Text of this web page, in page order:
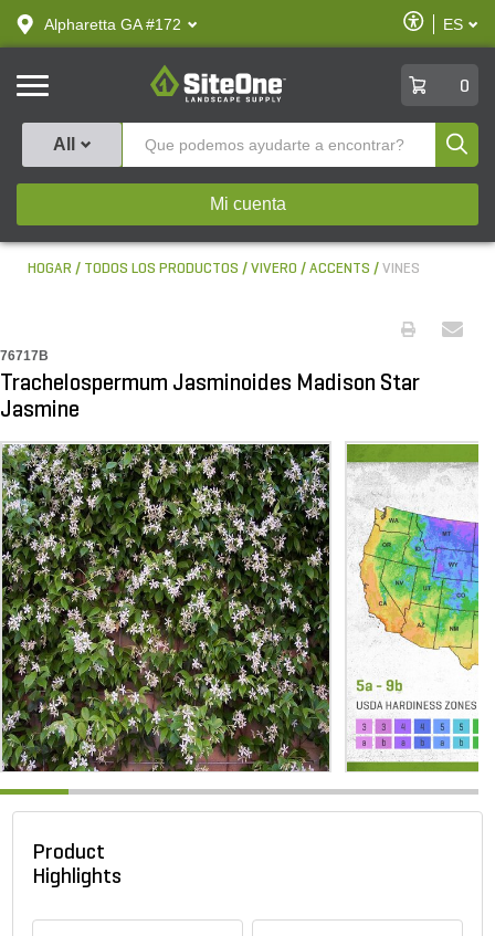
text.skipToContent
text.skipToNavigation
Alpharetta GA #172
Habilitar
ES
SiteOne
0
All
Mi cuenta
HOGAR TODOS LOS PRODUCTOS VIVERO ACCENTS VINES
76717B
Trachelospermum Jasminoides Madison Star
Jasmine
Product
Highlights